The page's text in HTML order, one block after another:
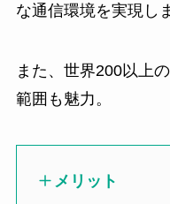
な通信環境を実現し
また、世界200以上
範囲も魅力。
メリット